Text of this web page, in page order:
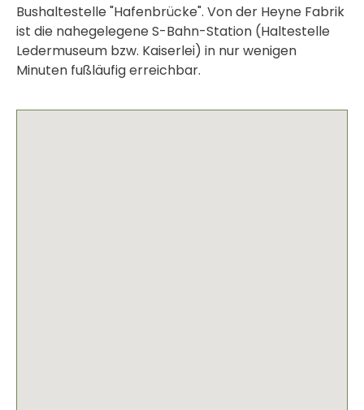
Bushaltestelle "Hafenbrücke". Von der Heyne Fabrik
ist die nahegelegene S-Bahn-Station (Haltestelle
Ledermuseum bzw. Kaiserlei) in nur wenigen
Minuten fußläufig erreichbar.